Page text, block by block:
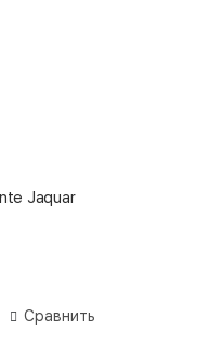
Jaquar
Сравнить